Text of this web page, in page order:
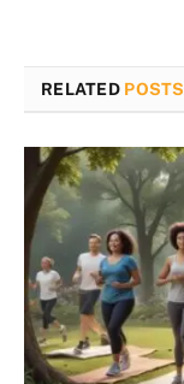
RELATED POSTS